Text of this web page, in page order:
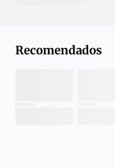
Recomendados